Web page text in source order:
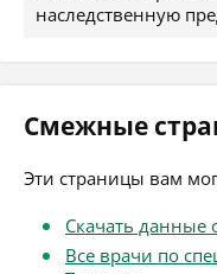
наследственную
Смежные
Эти страницы вам
Скачать данные
Все врачи по